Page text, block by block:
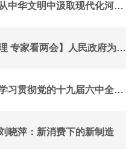
【视频】从中华文明中汲取现代化河南建设的奋进力量
【一路有理 专家看两会】人民政府为人民
【视频】学习贯彻党的十九届六中全会和省第十一次党代会精神——创新河南 赢在未来
晓萍：新消费下的新制造